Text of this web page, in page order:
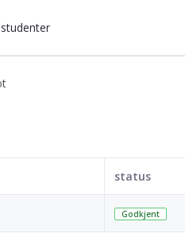
status
Godkjent